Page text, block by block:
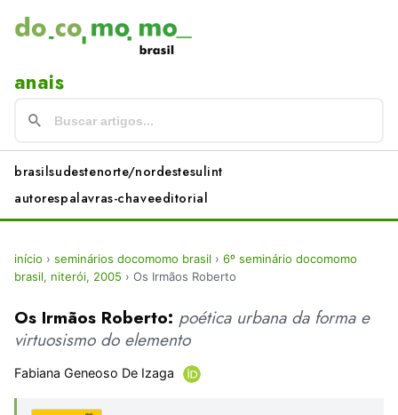
anais
brasilsudestenorte/nordestesulint
autorespalavras-chaveeditorial
início › seminários docomomo brasil › 6º seminário docomomo
brasil, niterói, 2005 › Os Irmãos Roberto
Os Irmãos Roberto: poética urbana da forma e
virtuosismo do elemento
Fabiana Geneoso De Izaga